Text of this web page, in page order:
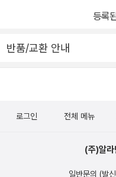
개막 공연에서 오페라 <심청
음악제를 열고, 5?18 광주민
운동을 벌이는 등, 대한민국
랑하고 그리워한 고국에 돌
사를 살아온 우리 시대 인물
소통의 디딤돌이 되고 다양
교양을 갖추게 할 ‘우리 인물
보여주신 음악적 업적이나
을 제대로 감상하며 음악가
행한 여러 사태들을 보면 아
등록
반품/교환 안내
로그인 전체 메뉴
(주)알라
일반문의 (발